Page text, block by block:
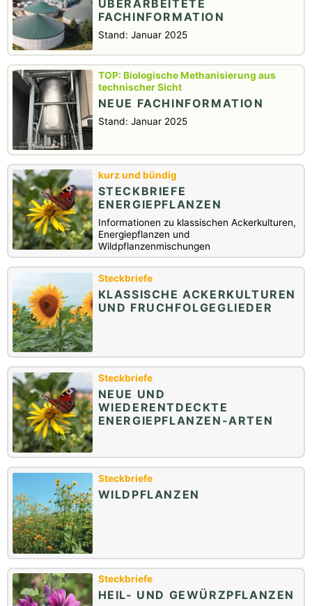
ÜBERARBEITETE
FACHINFORMATION
Stand: Januar 2025
Biologische Methanisierung aus
technischer Sicht
NEUE FACHINFORMATION
Stand: Januar 2025
kurz und bündig
STECKBRIEFE
ENERGIEPFLANZEN
Informationen zu klassischen Ackerkulturen,
Energiepflanzen und
Wildpflanzenmischungen
Steckbriefe
KLASSISCHE ACKERKULTUREN
UND FRUCHFOLGEGLIEDER
Steckbriefe
NEUE UND
WIEDERENTDECKTE
ENERGIEPFLANZEN-ARTEN
Steckbriefe
WILDPFLANZEN
Steckbriefe
HEIL- UND GEWÜRZPFLANZEN